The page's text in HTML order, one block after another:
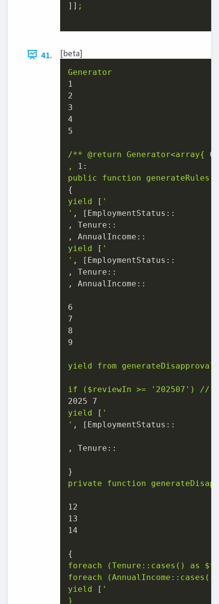
]] ;
41. [beta]
Generator
1
2
3
4
5
/** @return Generator<array{
0:
,
1:
public
function
yield [ '
' , [ EmploymentStatus::
, Tenure::
, AnnualIncome::
yield [ '
' , [ EmploymentStatus::
, Tenure::
, AnnualIncome::
6
7
8
9
yield from
if ($reviewIn >= '202507' )
//
2025 7
yield [ '
' , [ EmploymentStatus::
, Tenure::
private
function
12
13
14
foreach
(Tenure::cases() as
$t)
foreach
(AnnualIncome::cases()
yield [ '
}